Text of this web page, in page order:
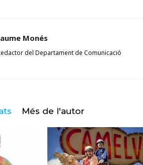
Monés
del Departament de Comunicació
Més de l'autor